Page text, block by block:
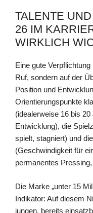
TALENTE
26 IM
WIRKLICH
Eine gute
Ruf, sondern auf der
Position und
Orientierungspunkte
(idealerweise 16 bis
Entwicklung), die
spielt, stagniert) und
(Geschwindigkeit für
permanentes
Die Marke „unter 15
Indikator: Auf diesem
jungen, bereits